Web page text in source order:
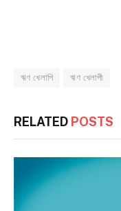
ঋণ খেলাপি ঋণ খেলাপী
RELATED POSTS